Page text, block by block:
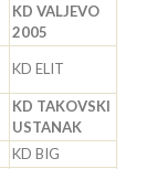
KD VALJEVO
2005
KD ELIT
KD TAKOVSKI
USTANAK
KD BIG